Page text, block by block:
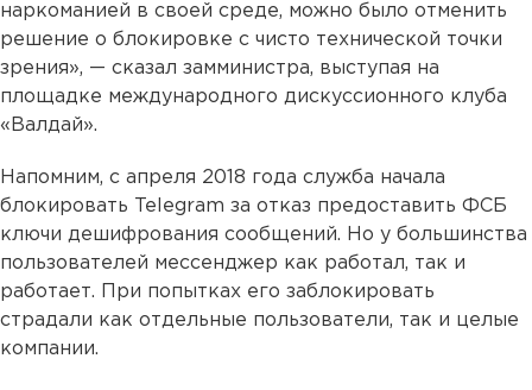
наркоманией в своей среде, можно было отменить
решение о блокировке с чисто технической точки
зрения», — сказал замминистра, выступая на
площадке международного дискуссионного клуба
«Валдай».
Напомним, с апреля 2018 года служба начала
блокировать Telegram за отказ предоставить ФСБ
ключи дешифрования сообщений. Но у большинства
пользователей мессенджер как работал, так и
работает. При попытках его заблокировать
страдали как отдельные пользователи, так и целые
компании.